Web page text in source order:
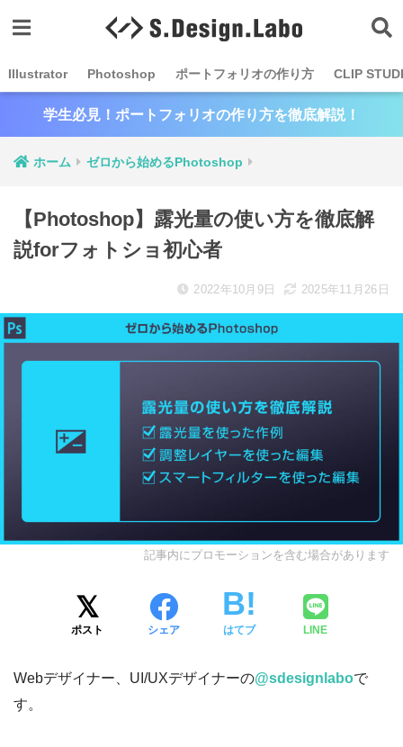
Illustrator Photoshop ポートフォリオの作り方 CLIP
学生必見！ポートフォリオの作り方を徹底解説！
ホーム ゼロから始めるPhotoshop
【Photoshop】露光量の使い方を徹底解
説forフォトショ初心者
2022年10月9日 2025年11月26日
記事内にプロモーションを含む場合があります
ポスト シェア はてブ LINE
Webデザイナー、UI/UXデザイナーの@sdesignlaboで
す。